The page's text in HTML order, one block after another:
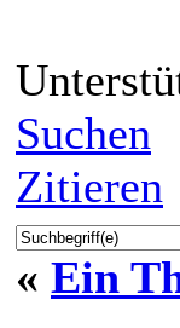
Suchen
Zitieren
« Ein